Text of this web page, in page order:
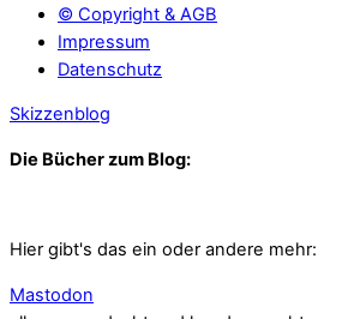
© Copyright & AGB
Impressum
Datenschutz
Skizzenblog
Die Bücher zum Blog:
Hier gibt's das ein oder andere mehr:
Mastodon